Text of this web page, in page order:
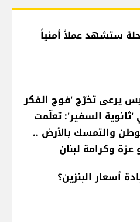
ستشهد عملاً أمنياً
يرعى تخرّج 'فوج الفكر
'ثانوية السفير': تعلّمت
والتمسك بالأرض ..
وكرامة لبنان
أسعار البنزين؟